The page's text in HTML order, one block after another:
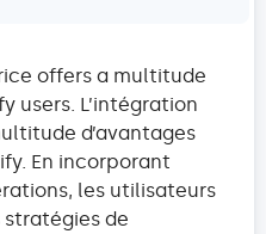
offers a multitude
users. L’intégration
d’avantages
En incorporant
les utilisateurs
de